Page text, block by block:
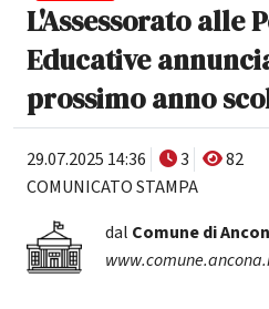
L'Assessorato alle
Educative
prossimo anno
29.07.2025 14:36 3
82
COMUNICATO STAMPA
dal Comune di